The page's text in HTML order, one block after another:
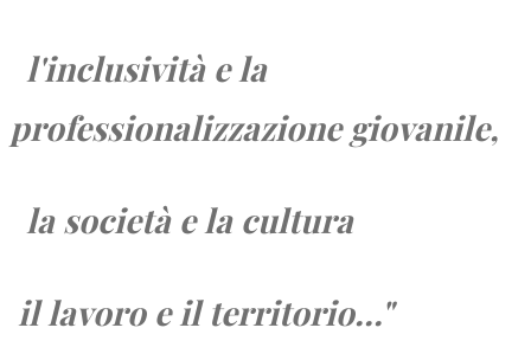
l'inclusività e la
professionalizzazione giovanile,
la società ela cultura
il lavoro eil territorio..."